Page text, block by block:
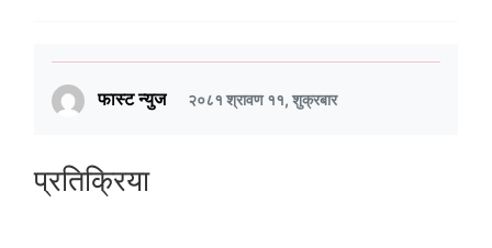
फास्ट न्युज २०८१ श्रावण ११, शुक्रबार
प्रतिक्रिया